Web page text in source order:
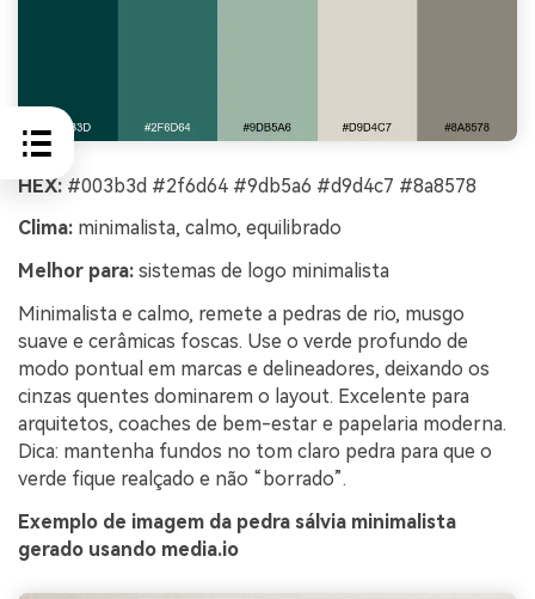
HEX: #003b3d #2f6d64 #9db5a6 #d9d4c7 #8a8578
Clima: minimalista, calmo, equilibrado
Melhor para: sistemas de logo minimalista
Minimalista e calmo, remete a pedras de rio, musgo
suave e cerâmicas foscas. Use o verde profundo de
modo pontual em marcas e delineadores, deixando os
cinzas quentes dominarem o layout. Excelente para
arquitetos, coaches de bem-estar e papelaria moderna.
Dica: mantenha fundos no tom claro pedra para que o
verde fique realçado e não “borrado”.
Exemplo de imagem da pedra sálvia minimalista
gerado usando media.io